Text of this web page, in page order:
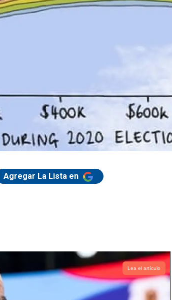
Agregar La Lista en
Lea el artículo